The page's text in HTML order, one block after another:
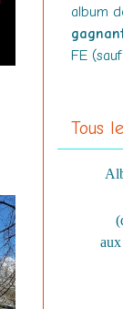
album
FE
Tous